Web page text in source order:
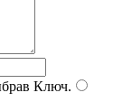
Ключ.